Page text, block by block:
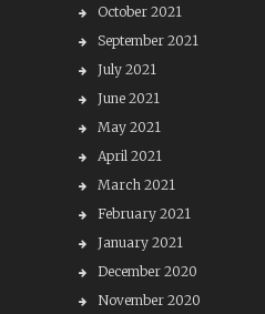
October 2021
September 2021
July 2021
June 2021
May 2021
April 2021
March 2021
February 2021
January 2021
December 2020
November 2020